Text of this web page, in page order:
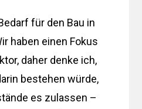
für den Bau in
haben einen Fokus
daher denke ich,
bestehen würde,
es zulassen –